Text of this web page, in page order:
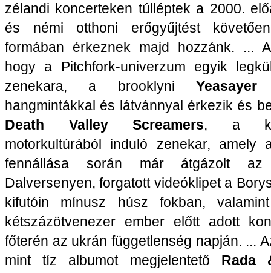
zélandi koncerteken túlléptek a 2000.
és némi otthoni erőgyűjtést
formában érkeznek majd hozzánk. ...
hogy a Pitchfork-univerzum egyik
zenekara, a brooklyni Yeasayer
hangmintákkal és látvánnyal érkezik és
Death Valley Screamers, a
motorkultúrából induló zenekar, amely
fennállása során már átgázolt az
Dalversenyen, forgatott videóklipet a
kifutóin mínusz húsz fokban,
kétszázötvenezer ember előtt adott
főterén az ukrán függetlenség napján. ...
mint tíz albumot megjelentető Rada